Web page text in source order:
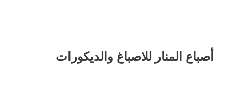
أصباع المنار للاصباغ والديكورات